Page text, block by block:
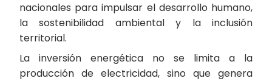
nacionales para impulsar el desarrollo humano,
la sostenibilidad ambiental y la inclusión
territorial.
La inversión energética no se limita a la
producción de electricidad, sino que genera